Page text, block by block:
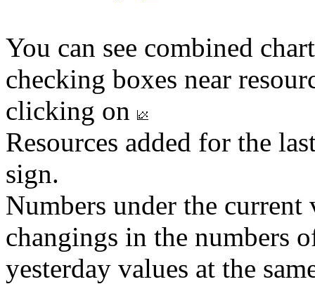
You can see combined
checking boxes near
clicking on
Resources added for the
sign.
Numbers under the
changings in the numbers
yesterday values at the